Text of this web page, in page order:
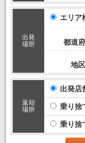
出発
場所
エリア
都道
地
返却
場所
出発店
乗り捨
乗り捨